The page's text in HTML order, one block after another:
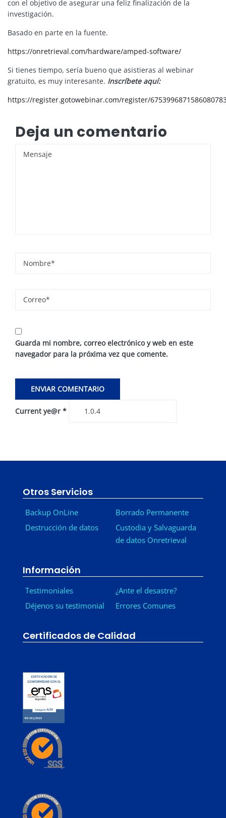
con el objetivo de asegurar una feliz finalización de la
investigación.
Basado en parte en la fuente.
https://onretrieval.com/hardware/amped-software/
Si tienes tiempo, sería bueno que asistieras al webinar
gratuito, es muy interesante. Inscríbete aquí:
https://register.gotowebinar.com/register/
Deja un comentario
Guarda mi nombre, correo electrónico y web en este
navegador para la próxima vez que comente.
Current ye@r *
Otros Servicios
Backup OnLine
Destrucción de datos
Borrado Permanente
Custodia y Salvaguarda
de datos Onretrieval
Información
Testimoniales
Déjenos su testimonial
¿Ante el desastre?
Errores Comunes
Certificados de Calidad